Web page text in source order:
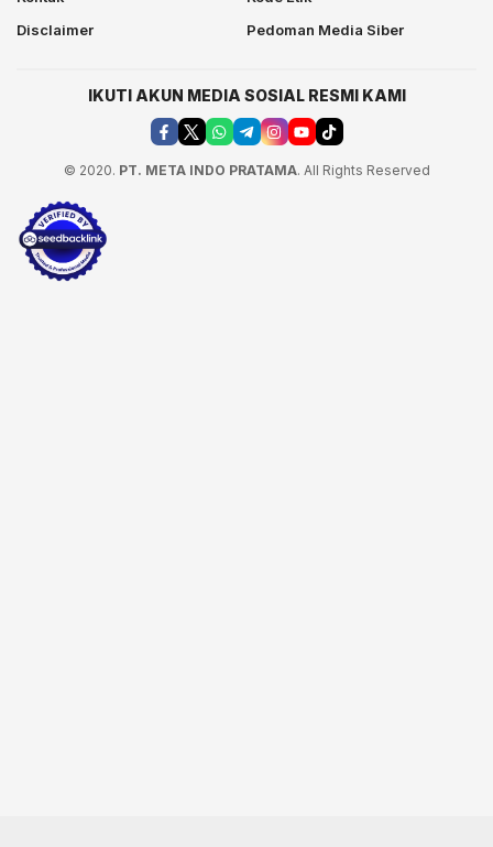
Disclaimer
Pedoman Media Siber
IKUTI AKUN MEDIA SOSIAL RESMI KAMI
© 2020. PT. META INDO PRATAMA. All Rights Reserved